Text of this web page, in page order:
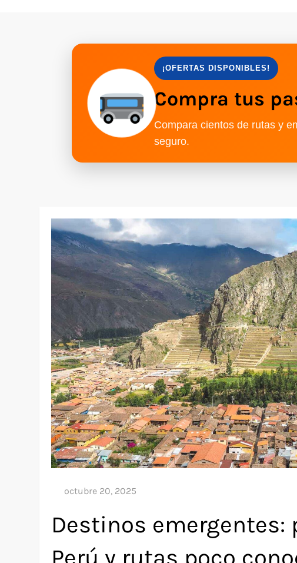
¡OFERTAS DISPONIBLES!
Compra tus
Compara cientos de rutas y
seguro.
Destinos
Perú y rutas poco